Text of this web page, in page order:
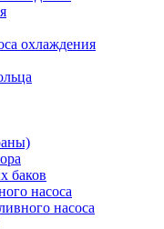
охлаждения
баков
насоса
насоса